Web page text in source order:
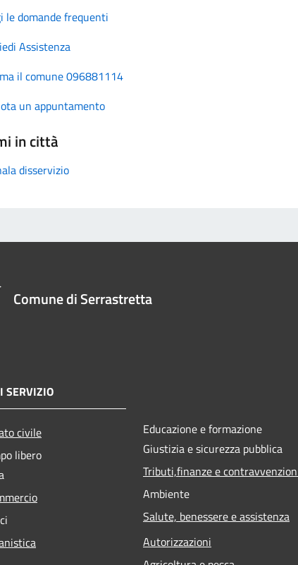
le domande frequenti
Assistenza
il comune 096881114
un appuntamento
in città
disservizio
Comune di Serrastretta
SERVIZIO
civile
libero
Educazione e formazione
Giustizia e sicurezza pubblica
Tributi,finanze e
Ambiente
Salute, benessere e assistenza
Autorizzazioni